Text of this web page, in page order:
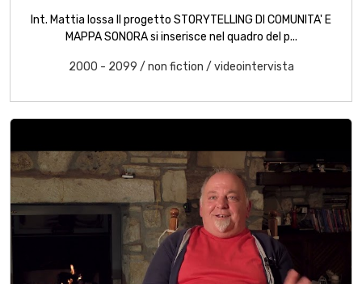
Int. Mattia Iossa Il progetto STORYTELLING DI COMUNITA' E
MAPPA SONORA si inserisce nel quadro del p...
2000 - 2099 / non fiction / videointervista